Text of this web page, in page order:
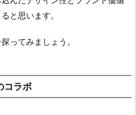
と思います。
ってみましょう。
コラボ